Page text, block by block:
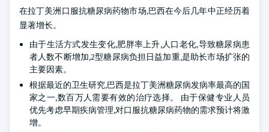
在拉丁美洲口服抗糖尿病药物市场,巴西在今后几年中正经历着
显著增长。
由于生活方式发生变化,肥胖率上升,人口老化,导致糖尿病患
者人数不断增加,2型糖尿病负担日益加重,是助长市场扩张的
主要因素。
根据最近的卫生研究,巴西是拉丁美洲糖尿病发病率最高的国
家之一,数百万人需要有效的治疗选择。 由于保健专业人员
优先考虑早期疾病管理,对口服抗糖尿病药物的需求预计将激
增。